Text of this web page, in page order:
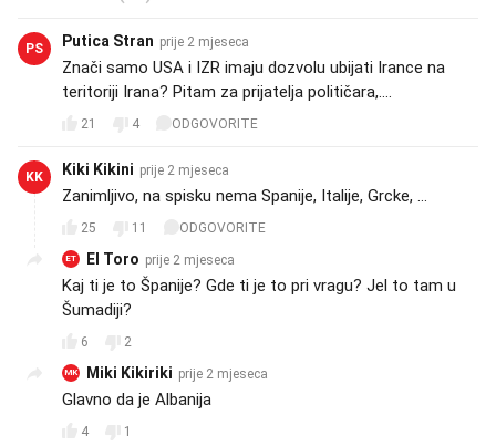
PS Putica Stran prije 2 mjeseca
Znači samo USA i IZR imaju dozvolu ubijati Irance na
teritoriji Irana? Pitam za prijatelja političara,....
21 4 ODGOVORITE
KK Kiki Kikini prije 2 mjeseca
Zanimljivo, na spisku nema Spanije, Italije, Grcke, ...
25 11 ODGOVORITE
ET El Toro prije 2 mjeseca
Kaj ti je to Španije? Gde ti je to pri vragu? Jel to tam u
Šumadiji?
6 2
MK Miki Kikiriki prije 2 mjeseca
Glavno da je Albanija
4
1